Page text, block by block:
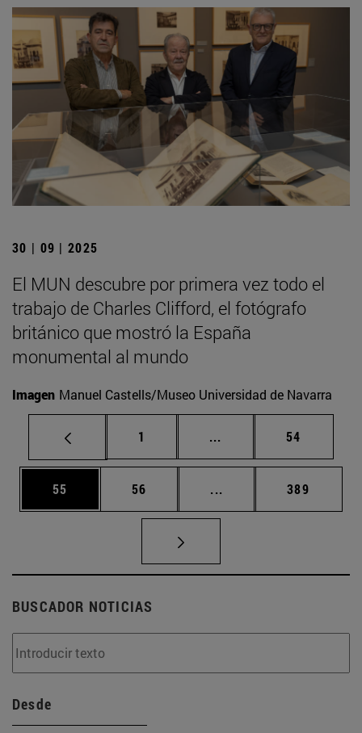
30 | 09 | 2025
El MUN descubre por primera vez todo el
trabajo de Charles Clifford, el fotógrafo
británico que mostró la España
monumental al mundo
Imagen Manuel Castells/Museo Universidad de Navarra
Página
1 ... Páginas intermedias
Página
54
Página
55 Página
56 ... Páginas intermedias
Página
389
BUSCADOR NOTICIAS
Desde